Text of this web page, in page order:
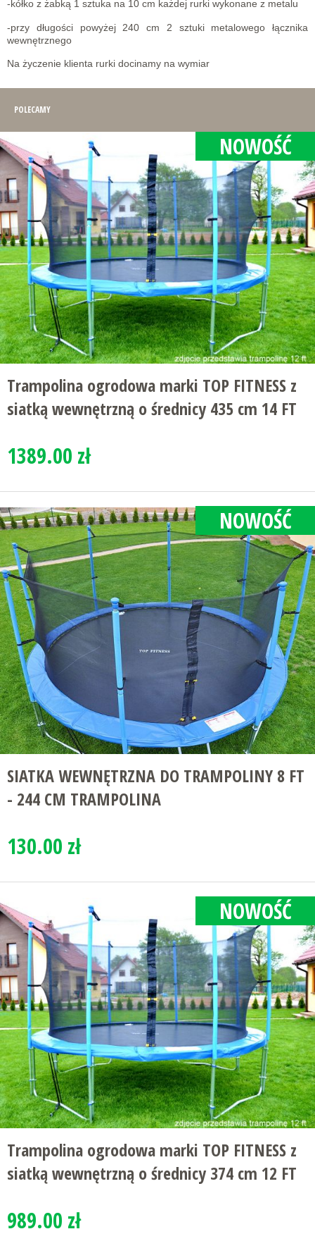
-kółko z żabką 1 sztuka na 10 cm każdej rurki wykonane z metalu
-przy długości powyżej 240 cm 2 sztuki metalowego łącznika
wewnętrznego
Na życzenie klienta rurki docinamy na wymiar
POLECAMY
NOWOŚĆ
Trampolina ogrodowa marki TOP FITNESS z
siatką wewnętrzną o średnicy 435 cm 14 FT
1389.00 zł
NOWOŚĆ
SIATKA WEWNĘTRZNA DO TRAMPOLINY 8 FT
- 244 CM TRAMPOLINA
130.00 zł
NOWOŚĆ
Trampolina ogrodowa marki TOP FITNESS z
siatką wewnętrzną o średnicy 374 cm 12 FT
989.00 zł